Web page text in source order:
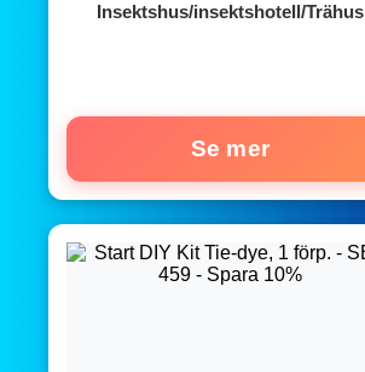
Insektshus/insektshotell/Trähus
Se mer